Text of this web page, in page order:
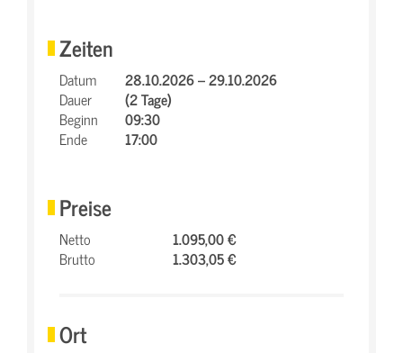
Zeiten
Datum
28.10.2026 – 29.10.2026
Dauer
(2 Tage)
Beginn
09:30
Ende
17:00
Preise
Netto
1.095,00 €
Brutto
1.303,05 €
Ort